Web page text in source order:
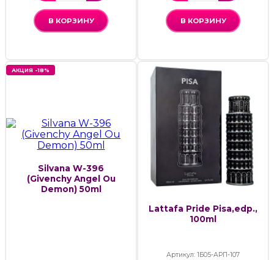
В КОРЗИНУ В КОРЗИНУ
АКЦИЯ -18%
Silvana W-396
(Givenchy Angel Ou
Demon) 50ml
Lattafa Pride Pisa,edp.,
100ml
Артикул: 1Б05-АРП-107